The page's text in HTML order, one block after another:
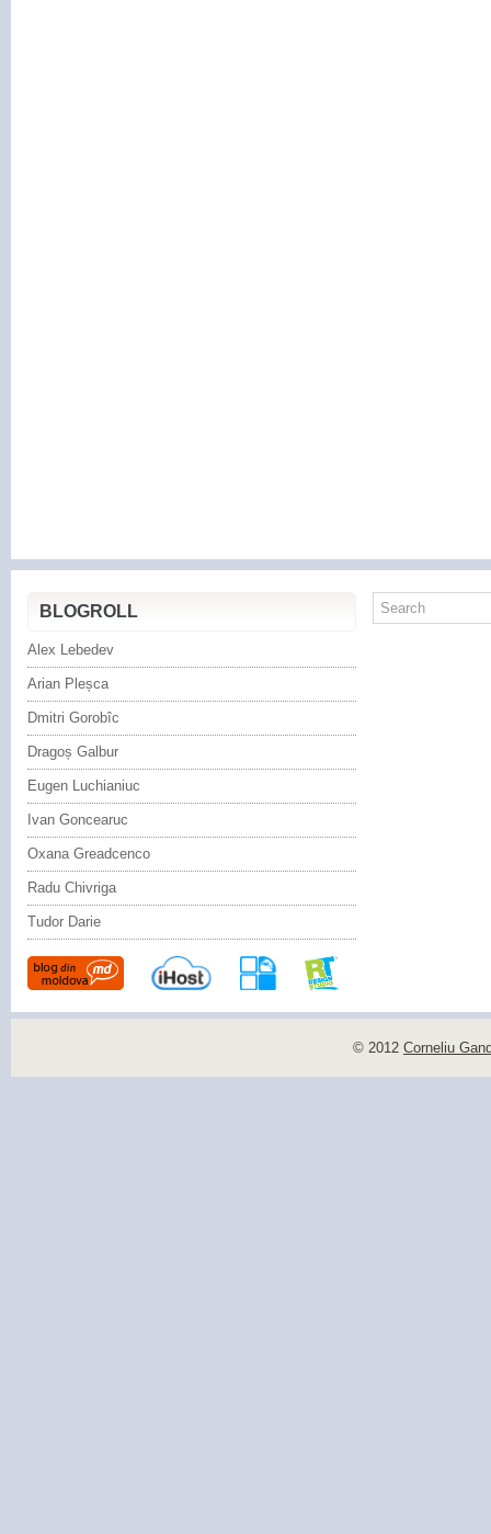
BLOGROLL
Alex Lebedev
Arian Pleșca
Dmitri Gorobîc
Dragoș Galbur
Eugen Luchianiuc
Ivan Goncearuc
Oxana Greadcenco
Radu Chivriga
Tudor Darie
© 2012 Corneliu